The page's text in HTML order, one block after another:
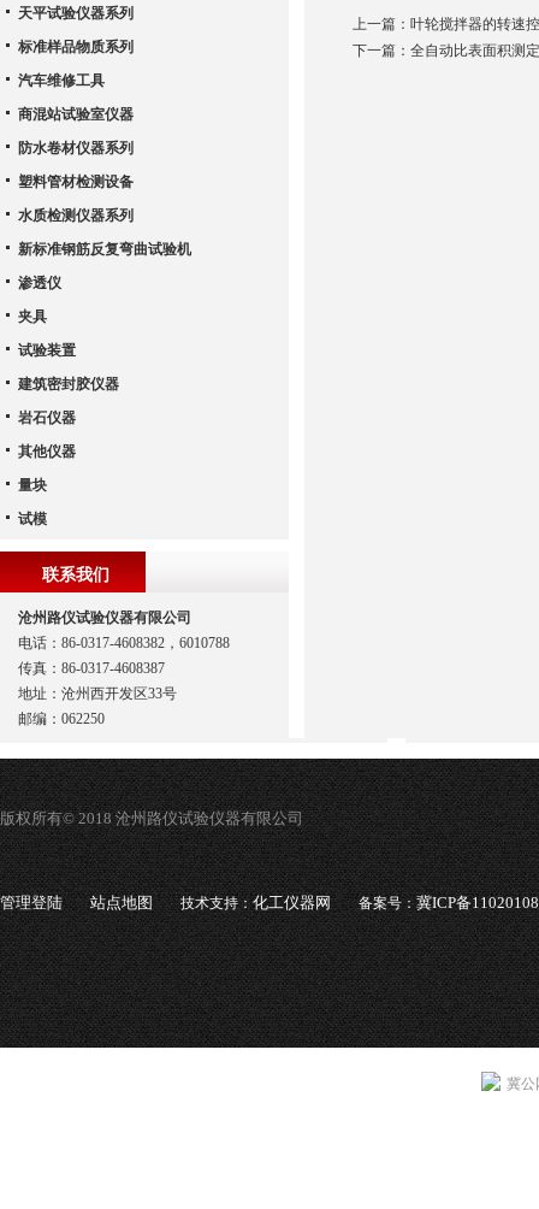
上一篇： 叶轮搅拌器的转速
下一篇： 全自动比表面积测
天平试验仪器系列
标准样品物质系列
汽车维修工具
商混站试验室仪器
防水卷材仪器系列
塑料管材检测设备
水质检测仪器系列
新标准钢筋反复弯曲试验机
渗透仪
夹具
试验装置
建筑密封胶仪器
岩石仪器
其他仪器
量块
试模
联系我们
沧州路仪试验仪器有限公司
电话：86-0317-4608382，6010788
传真：86-0317-4608387
地址：沧州西开发区33号
邮编：062250
版权所有© 2018 沧州路仪试验仪器有限公司
管理登陆 站点地图 技术支持：化工仪器网 备案号：冀ICP备
冀公